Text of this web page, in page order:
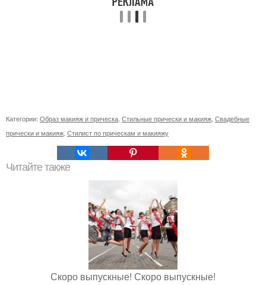
Категории: Образ макияж и прическа Стильные прически и макияж Свадебные
прически и макияж Стилист по прическам и макияжу
Читайте также
Скоро выпускные! Скоро выпускные!